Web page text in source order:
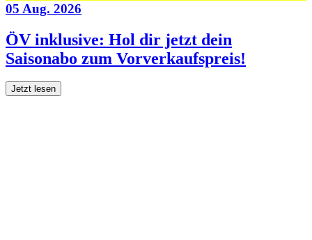
05 Aug. 2026
ÖV inklusive: Hol dir jetzt dein
Saisonabo zum Vorverkaufspreis!
Jetzt lesen